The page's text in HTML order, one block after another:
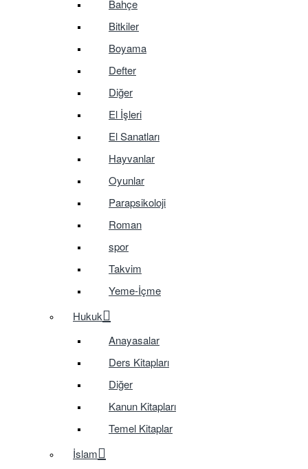
Bahçe
Bitkiler
Boyama
Defter
Diğer
El İşleri
El Sanatları
Hayvanlar
Oyunlar
Parapsikoloji
Roman
spor
Takvim
Yeme-İçme
Hukuk
Anayasalar
Ders Kitapları
Diğer
Kanun Kitapları
Temel Kitaplar
İslam